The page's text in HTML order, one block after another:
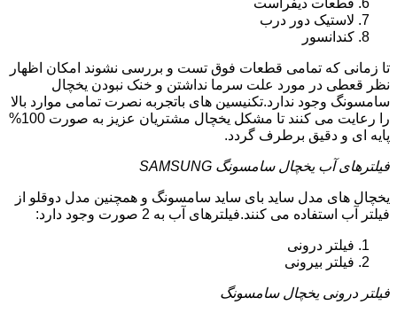
لاستیک دور درب
کندانسور
تا زمانی که تمامی قطعات فوق تست و بررسی نشوند امکان اظهار
نظر قعطی در مورد علت سرما نداشتن و خنک نبودن یخچال
سامسونگ وجود ندارد.تکنیسین های باتجربه نصرت تمامی موارد بالا
را رعایت می کنند تا مشکل یخچال مشتریان عزیز به صورت 100%
پایه ای و دقیق برطرف گردد.
فیلترهای آب یخچال سامسونگ SAMSUNG
یخچال های مدل ساید بای ساید سامسونگ و همچنین مدل دوقلو از
فیلتر آب استفاده می کنند.فیلترهای آب به 2 صورت وجود دارد:
فیلتر درونی
فیلتر بیرونی
فیلتر درونی یخچال سامسونگ